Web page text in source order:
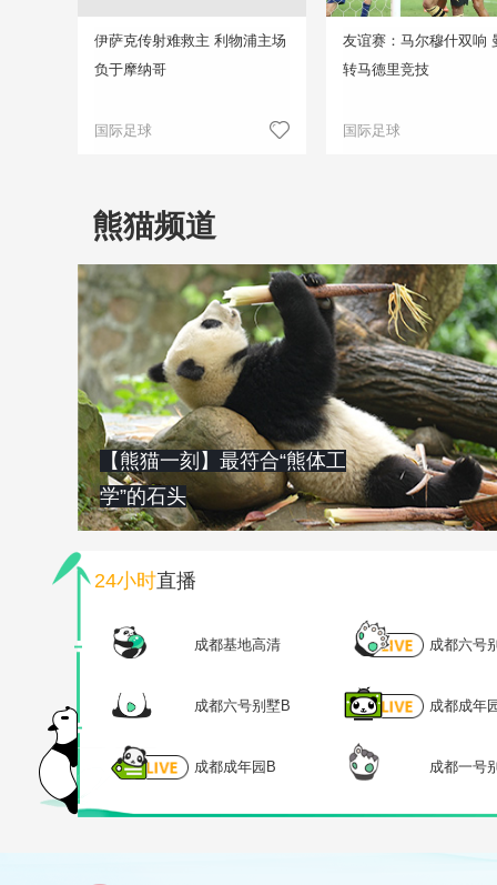
伊萨克传射难救主 利物浦主场
负于摩纳哥
国际足球
友谊赛：马尔穆什双响
转马德里竞技
国际足球
熊猫频道
【熊猫一刻】最符合“熊体工
学”的石头
24小时直播
成都基地高清 成都六号
成都六号别墅B 成都成年
成都成年园B 成都一号